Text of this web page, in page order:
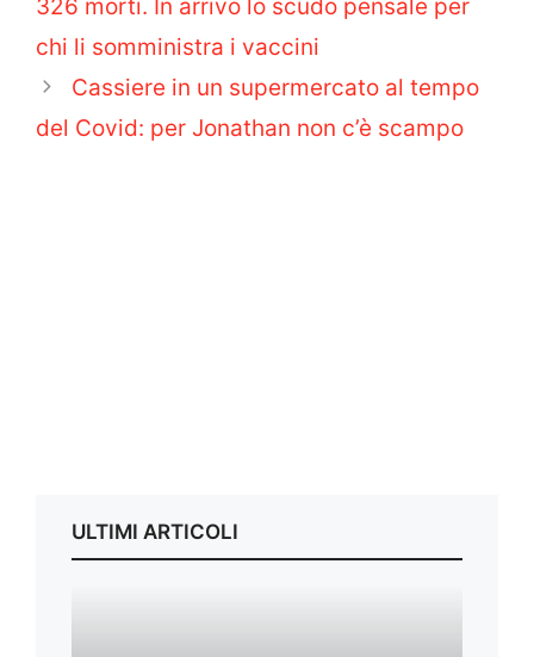
326 morti. In arrivo lo scudo pensale per
chi li somministra i vaccini
Cassiere in un supermercato al tempo
del Covid: per Jonathan non c’è scampo
ULTIMI ARTICOLI